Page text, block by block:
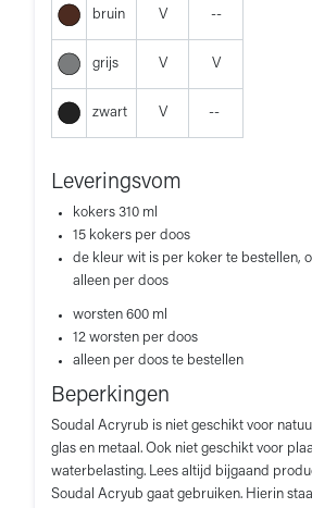
bruin V --
grijs V V
zwart V --
Leveringsvom
kokers 310 ml
15 kokers per doos
de kleur wit is per koker te bestellen,
alleen per doos
worsten 600 ml
12 worsten per doos
alleen per doos te bestellen
Beperkingen
Soudal Acryrub is niet geschikt voor
glas en metaal. Ook niet geschikt voor
waterbelasting. Lees altijd bijgaand
Soudal Acryub gaat gebruiken. Hierin